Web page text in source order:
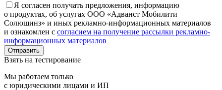
Я согласен получать предложения, информацию
о продуктах, об услугах ООО «Адванст Мобилити
Солюшинз» и иных рекламно-информационных материалов
и ознакомлен с согласием на получение рассылки рекламно-
информационных материалов
Отправить
Взять на тестирование
Мы работаем только
с юридическими лицами и ИП